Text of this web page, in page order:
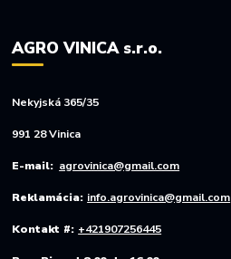
AGRO VINICA s.r.o.
Nekyjská 365/35
991 28 Vinica
E-mail: agrovinica@gmail.com
Reklamácia: info.agrovinica@gmail.com
Kontakt #: +421907256445